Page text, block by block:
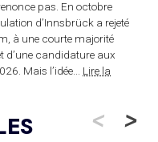
pas. En octobre
d’Innsbrück a rejeté
à une courte majorité
d’une candidature aux
Mais l’idée... Lire la
< >